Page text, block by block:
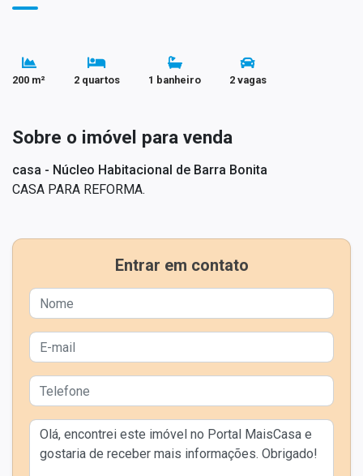
200 m² 2 quartos 1 banheiro 2 vagas
Sobre o imóvel para venda
casa - Núcleo Habitacional de Barra Bonita
CASA PARA REFORMA.
Entrar em contato